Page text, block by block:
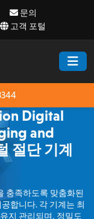
문의
고객 포털
Digital
and
절단 기계
충족하도록 맞춤화된
합니다. 각 기계는 최
지 관리되며, 정밀도